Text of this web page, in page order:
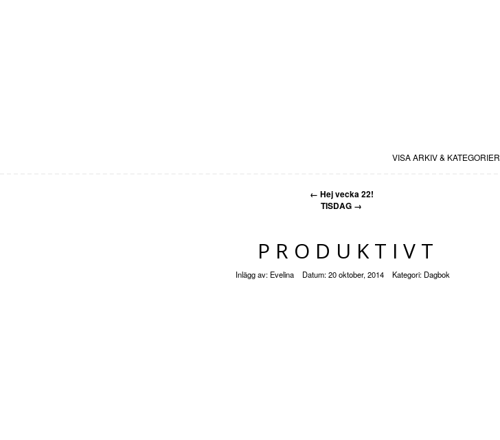
VISA ARKIV & KATEGORIER
← Hej vecka 22!
TISDAG →
PRODUKTIVT
Inlägg av: Evelina Datum:20 oktober, 2014 Kategori: Dagbok